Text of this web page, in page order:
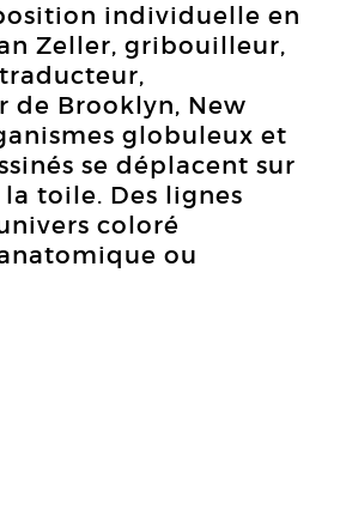
individuelle en
Zeller, gribouilleur,
de Brooklyn, New
globuleux et
se déplacent sur
toile. Des lignes
coloré
ou